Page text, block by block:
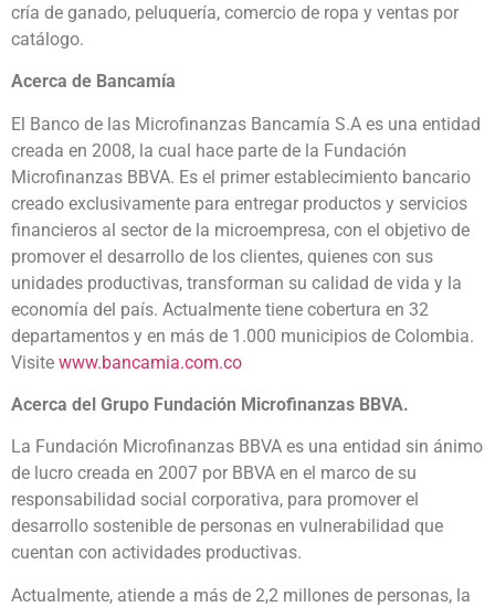
cría de ganado, peluquería, comercio de ropa y ventas por
catálogo.
Acerca de Bancamía
El Banco de las Microfinanzas Bancamía S.A es una entidad
creada en 2008, la cual hace parte de la Fundación
Microfinanzas BBVA. Es el primer establecimiento bancario
creado exclusivamente para entregar productos y servicios
financieros al sector de la microempresa, con el objetivo de
promover el desarrollo de los clientes, quienes con sus
unidades productivas, transforman su calidad de vida y la
economía del país. Actualmente tiene cobertura en 32
departamentos y en más de 1.000 municipios de Colombia.
Visite www.bancamia.com.co
Acerca del Grupo Fundación Microfinanzas BBVA.
La Fundación Microfinanzas BBVA es una entidad sin ánimo
de lucro creada en 2007 por BBVA en el marco de su
responsabilidad social corporativa, para promover el
desarrollo sostenible de personas en vulnerabilidad que
cuentan con actividades productivas.
Actualmente, atiende a más de 2,2 millones de personas, la